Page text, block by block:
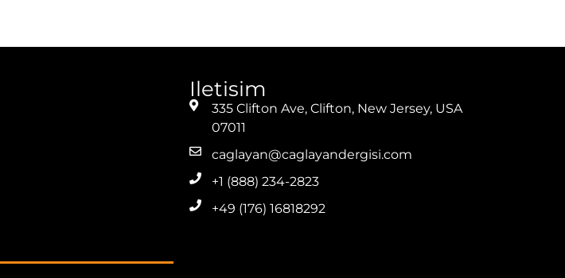
Iletisim
335 Clifton Ave, Clifton, New Jersey, USA
07011
caglayan@caglayandergisi.com
+1 (888) 234-2823
+49 (176) 16818292